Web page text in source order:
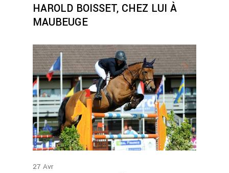
HAROLD BOISSET, CHEZ LUI À
MAUBEUGE
27 Avr